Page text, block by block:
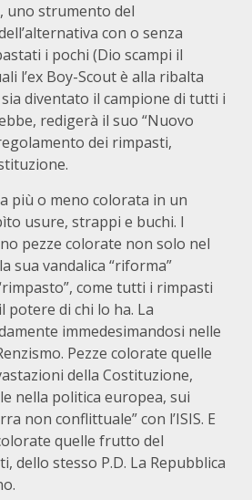
uno strumento del
con o senza
i pochi (Dio scampi il
l’ex Boy-Scout è alla ribalta
diventato il campione di tutti i
redigerà il suo “Nuovo
dei rimpasti,
più o meno colorata in un
usure, strappi e buchi. I
pezze colorate non solo nel
sua vandalica “riforma”
come tutti i rimpasti
di chi lo ha. La
immedesimandosi nelle
Pezze colorate quelle
della Costituzione,
nella politica europea, sui
non conflittuale” con l’ISIS. E
quelle frutto del
dello stesso P.D. La Repubblica